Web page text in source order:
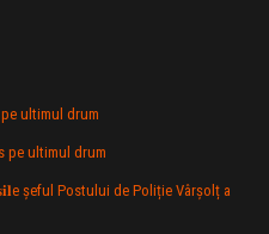
ultimul drum
pe ultimul drum
şeful Postului de Poliție Vârșolț a